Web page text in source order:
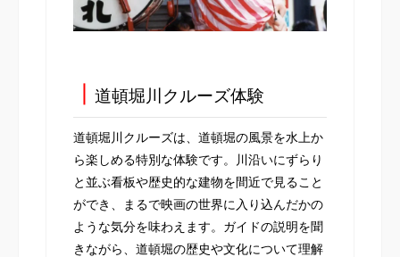
道頓堀川クルーズ体験
道頓堀川クルーズは、道頓堀の風景を水上か
ら楽しめる特別な体験です。川沿いにずらり
と並ぶ看板や歴史的な建物を間近で見ること
ができ、まるで映画の世界に入り込んだかの
ような気分を味わえます。ガイドの説明を聞
きながら、道頓堀の歴史や文化について理解